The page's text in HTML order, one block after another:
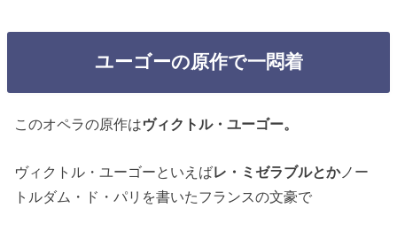
ユーゴーの原作で一悶着
このオペラの原作はヴィクトル・ユーゴー。
ヴィクトル・ユーゴーといえばレ・ミゼラブルとかノー
トルダム・ド・パリを書いたフランスの文豪で